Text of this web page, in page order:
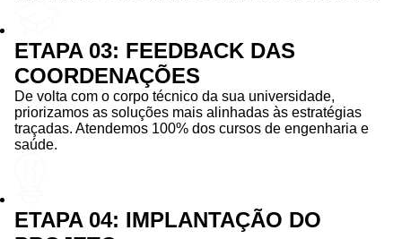
ETAPA 03: FEEDBACK DAS
COORDENAÇÕES
De volta com o corpo técnico da sua universidade,
priorizamos as soluções mais alinhadas às estratégias
traçadas. Atendemos 100% dos cursos de engenharia e
saúde.
ETAPA 04: IMPLANTAÇÃO DO